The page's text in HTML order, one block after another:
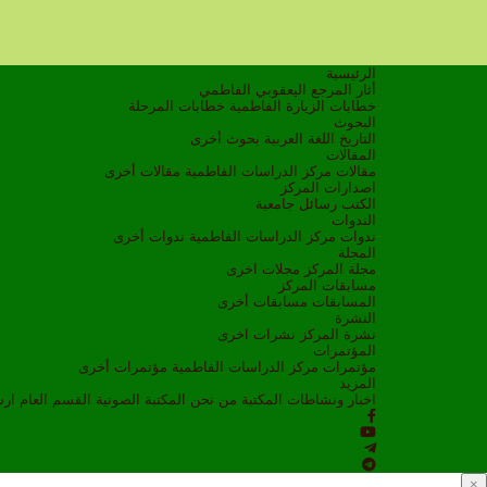
الرئيسية
أثار المرجع اليعقوبي الفاطمي
خطابات الزيارة الفاطمية خطابات المرحلة
البحوث
التاريخ
اللغة العربية بحوث أخرى
المقالات
مقالات مركز الدراسات الفاطمية مقالات أخرى
اصدارات المركز
الكتب رسائل جامعية
الندوات
ندوات مركز الدراسات الفاطمية ندوات أخرى
المجلة
مجلة المركز مجلات اخرى
مسابقات المركز
المسابقات مسابقات أخرى
النشرة
نشرة المركز نشرات اخرى
المؤتمرات
مؤتمرات مركز الدراسات الفاطمية مؤتمرات أخرى
المزيد
اخبار ونشاطات
المكتبة من نحن المكتبة الصوتية القسم العام